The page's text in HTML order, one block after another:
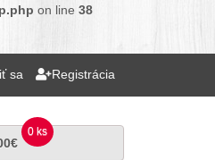
on line 38
sa Registrácia
0 ks